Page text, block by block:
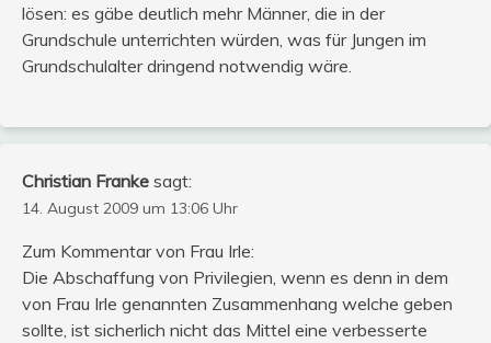
lösen: es gäbe deutlich mehr Männer, die in der
Grundschule unterrichten würden, was für Jungen im
Grundschulalter dringend notwendig wäre.
Christian Franke sagt:
14. August 2009 um 13:06 Uhr
Zum Kommentar von Frau Irle:
Die Abschaffung von Privilegien, wenn es denn in dem
von Frau Irle genannten Zusammenhang welche geben
sollte, ist sicherlich nicht das Mittel eine verbesserte